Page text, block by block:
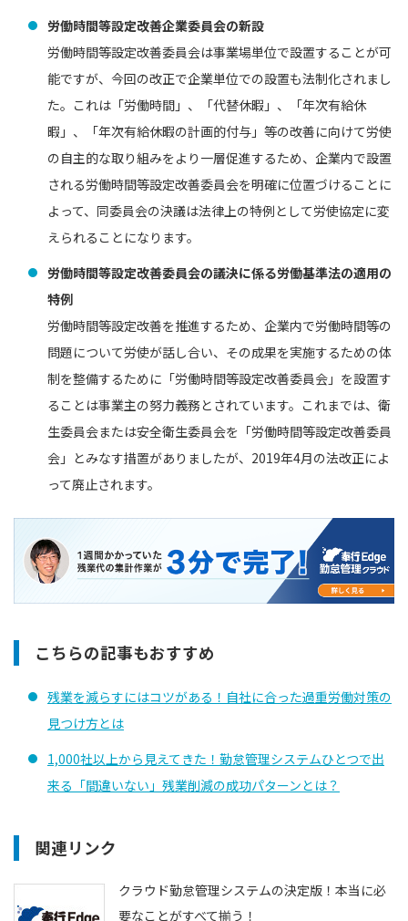
労働時間等設定改善企業委員会の新設
労働時間等設定改善委員会は事業場単位で設置することが可
能ですが、今回の改正で企業単位での設置も法制化されまし
た。これは「労働時間」、「代替休暇」、「年次有給休
暇」、「年次有給休暇の計画的付与」等の改善に向けて労使
の自主的な取り組みをより一層促進するため、企業内で設置
される労働時間等設定改善委員会を明確に位置づけることに
よって、同委員会の決議は法律上の特例として労使協定に変
えられることになります。
労働時間等設定改善委員会の議決に係る労働基準法の適用の
特例
労働時間等設定改善を推進するため、企業内で労働時間等の
問題について労使が話し合い、その成果を実施するための体
制を整備するために「労働時間等設定改善委員会」を設置す
ることは事業主の努力義務とされています。これまでは、衛
生委員会または安全衛生委員会を「労働時間等設定改善委員
会」とみなす措置がありましたが、2019年4月の法改正によ
って廃止されます。
こちらの記事もおすすめ
残業を減らすにはコツがある！自社に合った過重労働対策の
見つけ方とは
1,000社以上から見えてきた！勤怠管理システムひとつで出
来る「間違いない」残業削減の成功パターンとは？
関連リンク
クラウド勤怠管理システムの決定版！本当に必
要なことがすべて揃う！